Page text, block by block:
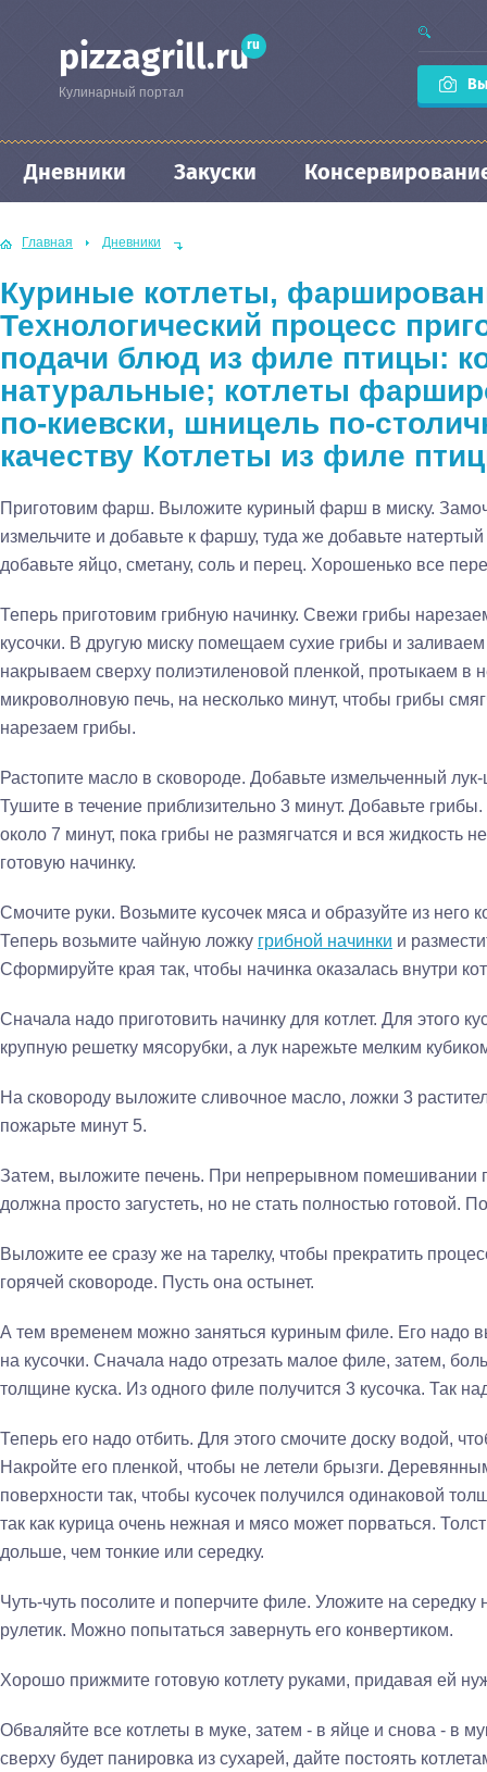
pizzagrill.ruru
Кулинарный портал
Дневники Закуски
Главная Дневники
Куриные котлеты,
Технологический процесс
подачи блюд из филе птицы:
натуральные; котлеты
по-киевски, шницель по-
качеству Котлеты из филе
Приготовим фарш. Выложите куриный фарш в миску.
измельчите и добавьте к фаршу, туда же добавьте
добавьте яйцо, сметану, соль и перец. Хорошенько все
Теперь приготовим грибную начинку. Свежи грибы
кусочки. В другую миску помещаем сухие грибы и
накрываем сверху полиэтиленовой пленкой, протыкаем в
микроволновую печь, на несколько минут, чтобы грибы
нарезаем грибы.
Растопите масло в сковороде. Добавьте измельченный
Тушите в течение приблизительно 3 минут. Добавьте
около 7 минут, пока грибы не размягчатся и вся жидкость
готовую начинку.
Смочите руки. Возьмите кусочек мяса и образуйте из него
Теперь возьмите чайную ложку грибной начинки и
Сформируйте края так, чтобы начинка оказалась внутри
Сначала надо приготовить начинку для котлет. Для этого
крупную решетку мясорубки, а лук нарежьте мелким
На сковороду выложите сливочное масло, ложки 3
пожарьте минут 5.
Затем, выложите печень. При непрерывном помешивании
должна просто загустеть, но не стать полностью готовой.
Выложите ее сразу же на тарелку, чтобы прекратить
горячей сковороде. Пусть она остынет.
А тем временем можно заняться куриным филе. Его надо
на кусочки. Сначала надо отрезать малое филе, затем,
толщине куска. Из одного филе получится 3 кусочка. Так
Теперь его надо отбить. Для этого смочите доску водой,
Накройте его пленкой, чтобы не летели брызги.
поверхности так, чтобы кусочек получился одинаковой
так как курица очень нежная и мясо может порваться.
дольше, чем тонкие или середку.
Чуть-чуть посолите и поперчите филе. Уложите на
рулетик. Можно попытаться завернуть его конвертиком.
Хорошо прижмите готовую котлету руками, придавая ей
Обваляйте все котлеты в муке, затем - в яйце и снова - в
сверху будет панировка из сухарей, дайте постоять